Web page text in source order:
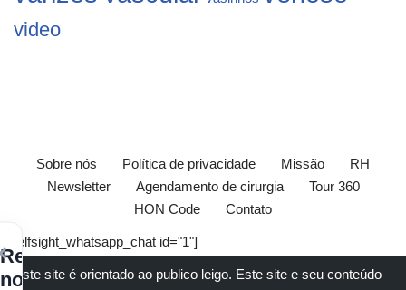
video
Sobre nós Política de privacidade Missão
RH
Newsletter
Agendamento de cirurgia
Tour 360
HON Code
Contato
[elfsight_whatsapp_chat id="1"]
Este site é orientado ao publico leigo. Este site e seu conteúdo
Receba
nossos